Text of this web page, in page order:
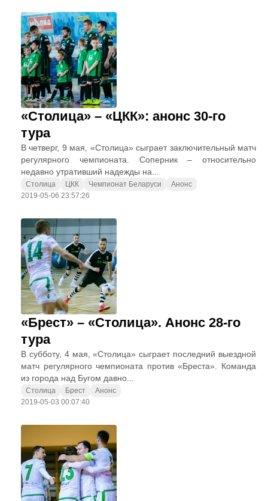
«Столица» – «ЦКК»: анонс 30-го
тура
В четверг, 9 мая, «Столица» сыграет заключительный матч
регулярного чемпионата. Соперник – относительно
недавно утративший надежды на...
Столица ЦКК Чемпионат Беларуси
Анонс
2019-05-06 23:57:26
«Брест» – «Столица». Анонс 28-го
тура
В субботу, 4 мая, «Столица» сыграет последний выездной
матч регулярного чемпионата против «Бреста». Команда
из города над Бугом давно...
Столица Брест
Анонс
2019-05-03 00:07:40